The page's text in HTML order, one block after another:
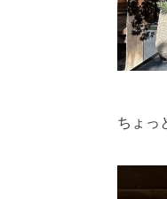
ちょっ